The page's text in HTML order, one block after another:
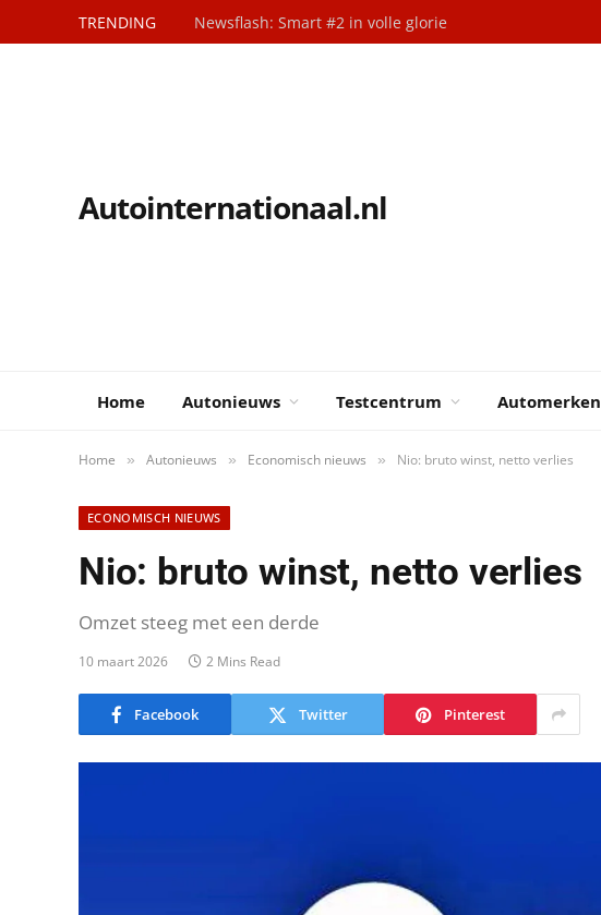
TRENDING Newsflash: Smart #2 in volle glorie
Autointernationaal.nl
Home Autonieuws Testcentrum Automerken
Home » Autonieuws » Economisch nieuws » Nio: bruto winst, netto verlies
ECONOMISCH NIEUWS
Nio: bruto winst, netto verlies
Omzet steeg met een derde
10 maart 2026 2 Mins Read
Facebook Twitter Pinterest